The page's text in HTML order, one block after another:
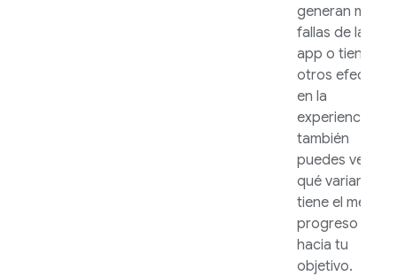
generan más
fallas de la
app o tienen
otros efectos
en la
experiencia, y
también
puedes ver
qué variante
tiene el mejor
progreso
hacia tu
objetivo.